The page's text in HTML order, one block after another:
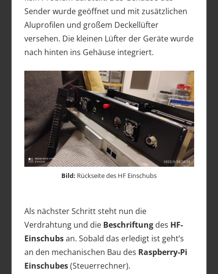
Sender wurde geöffnet und mit zusätzlichen
Aluprofilen und großem Deckellüfter
versehen. Die kleinen Lüfter der Geräte wurde
nach hinten ins Gehäuse integriert.
Bild: Rückseite des HF Einschubs
Als nächster Schritt steht nun die
Verdrahtung und die Beschriftungdes HF-
Einschubsan. Sobald das erledigt ist geht’s
an den mechanischen Bau des Raspberry-Pi
Einschubes(Steuerrechner).